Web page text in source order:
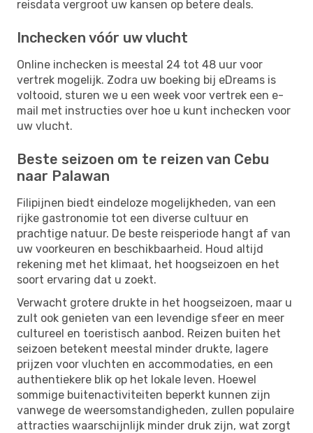
reisdata vergroot uw kansen op betere deals.
Inchecken vóór uw vlucht
Online inchecken is meestal 24 tot 48 uur voor
vertrek mogelijk. Zodra uw boeking bij eDreams is
voltooid, sturen we u een week voor vertrek een e-
mail met instructies over hoe u kunt inchecken voor
uw vlucht.
Beste seizoen om te reizen van Cebu
naar Palawan
Filipijnen biedt eindeloze mogelijkheden, van een
rijke gastronomie tot een diverse cultuur en
prachtige natuur. De beste reisperiode hangt af van
uw voorkeuren en beschikbaarheid. Houd altijd
rekening met het klimaat, het hoogseizoen en het
soort ervaring dat u zoekt.
Verwacht grotere drukte in het hoogseizoen, maar u
zult ook genieten van een levendige sfeer en meer
cultureel en toeristisch aanbod. Reizen buiten het
seizoen betekent meestal minder drukte, lagere
prijzen voor vluchten en accommodaties, en een
authentiekere blik op het lokale leven. Hoewel
sommige buitenactiviteiten beperkt kunnen zijn
vanwege de weersomstandigheden, zullen populaire
attracties waarschijnlijk minder druk zijn, wat zorgt